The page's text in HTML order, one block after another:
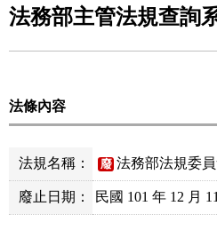
法務部主管法規查詢
法條內容
法規名稱： 廢 法務部法規委
廢止日期： 民國 101 年 12 月